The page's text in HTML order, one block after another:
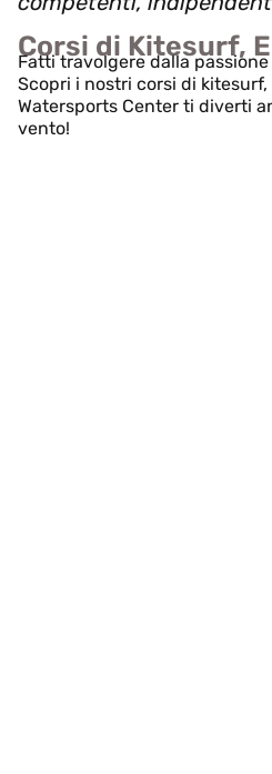
Corsi di Kitesurf,
Fatti travolgere dalla
Scopri i nostri corsi di kitesurf,
Watersports Center ti diverti
vento!